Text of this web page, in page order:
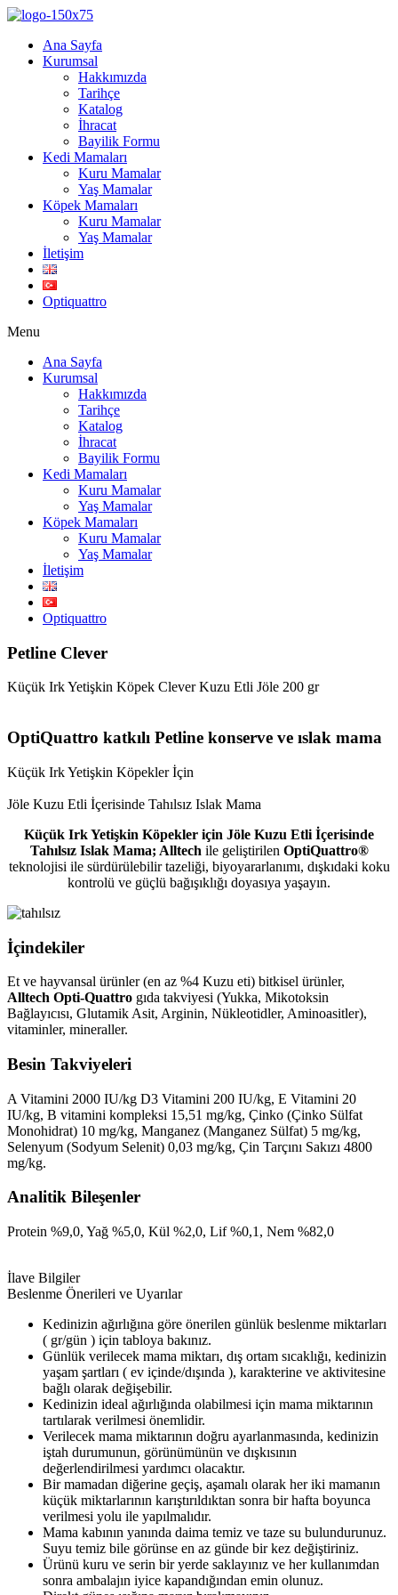
Ana Sayfa
Kurumsal
Hakkımızda
Tarihçe
Katalog
İhracat
Bayilik Formu
Kedi Mamaları
Kuru Mamalar
Yaş Mamalar
Köpek Mamaları
Kuru Mamalar
Yaş Mamalar
İletişim
Optiquattro
Menu
Ana Sayfa
Kurumsal
Hakkımızda
Tarihçe
Katalog
İhracat
Bayilik Formu
Kedi Mamaları
Kuru Mamalar
Yaş Mamalar
Köpek Mamaları
Kuru Mamalar
Yaş Mamalar
İletişim
Optiquattro
Petline Clever
Küçük Irk Yetişkin Köpek Clever Kuzu Etli Jöle 200 gr
OptiQuattro katkılı Petline konserve ve ıslak mama
Küçük Irk Yetişkin Köpekler İçin
Jöle Kuzu Etli İçerisinde Tahılsız Islak Mama
Küçük Irk Yetişkin Köpekler için Jöle Kuzu Etli İçerisinde
Tahılsız Islak Mama; Alltech ile geliştirilen OptiQuattro®
teknolojisi ile sürdürülebilir tazeliği, biyoyararlanımı, dışkıdaki koku
kontrolü ve güçlü bağışıklığı doyasıya yaşayın.
İçindekiler
Et ve hayvansal ürünler (en az %4 Kuzu eti) bitkisel ürünler,
Alltech Opti-Quattro gıda takviyesi (Yukka, Mikotoksin
Bağlayıcısı, Glutamik Asit, Arginin, Nükleotidler, Aminoasitler),
vitaminler, mineraller.
Besin Takviyeleri
A Vitamini 2000 IU/kg D3 Vitamini 200 IU/kg, E Vitamini 20
IU/kg, B vitamini kompleksi 15,51 mg/kg, Çinko (Çinko Sülfat
Monohidrat) 10 mg/kg, Manganez (Manganez Sülfat) 5 mg/kg,
Selenyum (Sodyum Selenit) 0,03 mg/kg, Çin Tarçını Sakızı 4800
mg/kg.
Analitik Bileşenler
Protein %9,0, Yağ %5,0, Kül %2,0, Lif %0,1, Nem %82,0
İlave Bilgiler
Beslenme Önerileri ve Uyarılar
Kedinizin ağırlığına göre önerilen günlük beslenme miktarları
( gr/gün ) için tabloya bakınız.
Günlük verilecek mama miktarı, dış ortam sıcaklığı, kedinizin
yaşam şartları ( ev içinde/dışında ), karakterine ve aktivitesine
bağlı olarak değişebilir.
Kedinizin ideal ağırlığında olabilmesi için mama miktarının
tartılarak verilmesi önemlidir.
Verilecek mama miktarının doğru ayarlanmasında, kedinizin
iştah durumunun, görünümünün ve dışkısının
değerlendirilmesi yardımcı olacaktır.
Bir mamadan diğerine geçiş, aşamalı olarak her iki mamanın
küçük miktarlarının karıştırıldıktan sonra bir hafta boyunca
verilmesi yolu ile yapılmalıdır.
Mama kabının yanında daima temiz ve taze su bulundurunuz.
Suyu temiz bile görünse en az günde bir kez değiştiriniz.
Ürünü kuru ve serin bir yerde saklayınız ve her kullanımdan
sonra ambalajın iyice kapandığından emin olunuz.